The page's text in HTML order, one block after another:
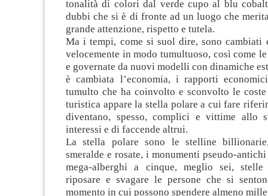
tonalità di colori dal verde cupo al blu
dubbi che si è di fronte ad un luogo che
grande attenzione, rispetto e tutela.
Ma i tempi, come si suol dire, sono cambiati
velocemente in modo tumultuoso, così come
e governate da nuovi modelli con dinamiche
è cambiata l’economia, i rapporti
tumulto che ha coinvolto e sconvolto le
turistica appare la stella polare a cui fare
diventano, spesso, complici e vittime allo
interessi e di faccende altrui.
La stella polare sono le stelline
smeralde e rosate, i monumenti pseudo-
mega-alberghi a cinque, meglio sei,
riposare e svagare le persone che si
momento in cui possono spendere almeno